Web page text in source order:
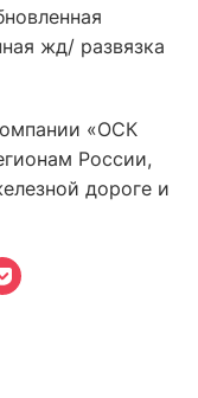
жд/ развязка
«ОСК
России,
дороге и